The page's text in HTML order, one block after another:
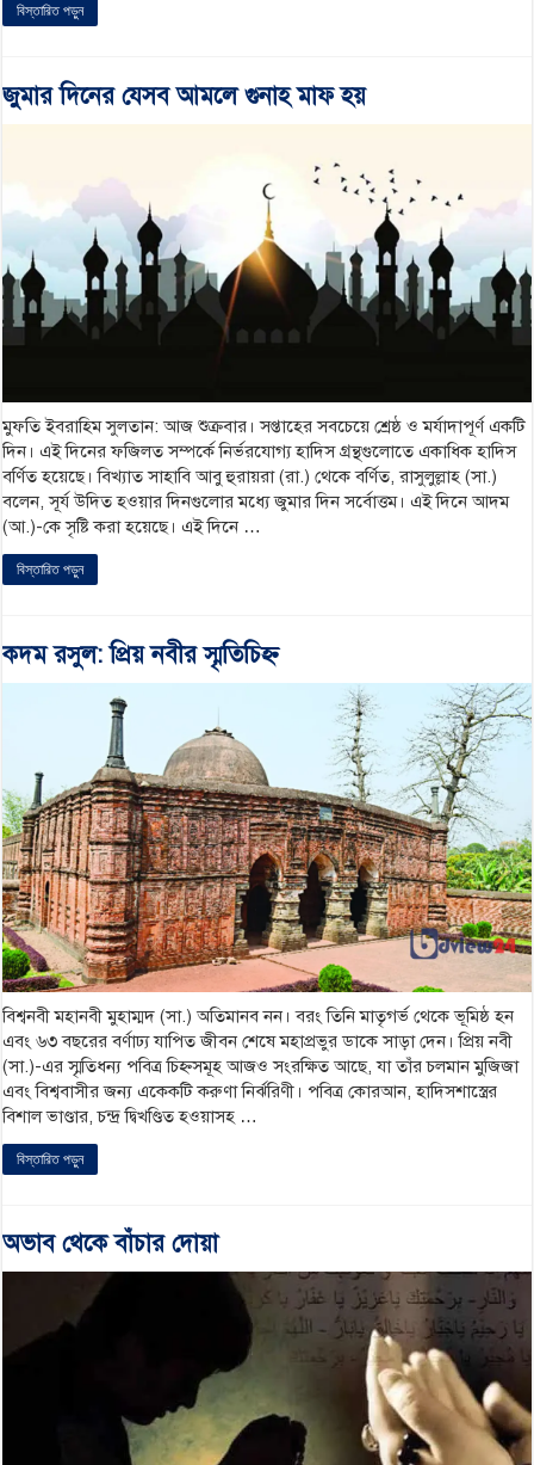
বিস্তারিত পড়ুন
জুমার দিনের যেসব আমলে গুনাহ মাফ হয়
মুফতি ইবরাহিম সুলতান: আজ শুক্রবার। সপ্তাহের সবচেয়ে শ্রেষ্ঠ ও মর্যাদাপূর্ণ একটি
দিন। এই দিনের ফজিলত সম্পর্কে নির্ভরযোগ্য হাদিস গ্রন্থগুলোতে একাধিক হাদিস
বর্ণিত হয়েছে। বিখ্যাত সাহাবি আবু হুরায়রা (রা.) থেকে বর্ণিত, রাসুলুল্লাহ (সা.)
বলেন, সূর্য উদিত হওয়ার দিনগুলোর মধ্যে জুমার দিন সর্বোত্তম। এই দিনে আদম
(আ.)-কে সৃষ্টি করা হয়েছে। এই দিনে …
বিস্তারিত পড়ুন
কদম রসুল: প্রিয় নবীর স্মৃতিচিহ্ন
বিশ্বনবী মহানবী মুহাম্মদ (সা.) অতিমানব নন। বরং তিনি মাতৃগর্ভ থেকে ভূমিষ্ঠ হন
এবং ৬৩ বছরের বর্ণাঢ্য যাপিত জীবন শেষে মহাপ্রভুর ডাকে সাড়া দেন। প্রিয় নবী
(সা.)-এর স্মৃতিধন্য পবিত্র চিহ্নসমূহ আজও সংরক্ষিত আছে, যা তাঁর চলমান মুজিজা
এবং বিশ্ববাসীর জন্য একেকটি করুণা নির্ঝরিণী। পবিত্র কোরআন, হাদিসশাস্ত্রের
বিশাল ভাণ্ডার, চন্দ্র দ্বিখণ্ডিত হওয়াসহ …
বিস্তারিত পড়ুন
অভাব থেকে বাঁচার দোয়া